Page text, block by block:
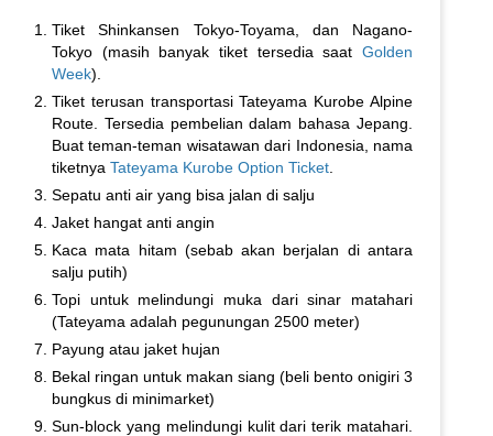
Tiket Shinkansen Tokyo-Toyama, dan Nagano-
Tokyo (masih banyak tiket tersedia saat Golden
Week).
Tiket terusan transportasi Tateyama Kurobe Alpine
Route. Tersedia pembelian dalam bahasa Jepang.
Buat teman-teman wisatawan dari Indonesia, nama
tiketnya Tateyama Kurobe Option Ticket
Sepatu anti air yang bisa jalan di salju
Jaket hangat anti angin
Kaca mata hitam (sebab akan berjalan di antara
salju putih)
Topi untuk melindungi muka dari sinar matahari
(Tateyama adalah pegunungan 2500 meter)
Payung atau jaket hujan
Bekal ringan untuk makan siang (beli bento onigiri 3
bungkus di minimarket)
Sun-block yang melindungi kulit dari terik matahari.